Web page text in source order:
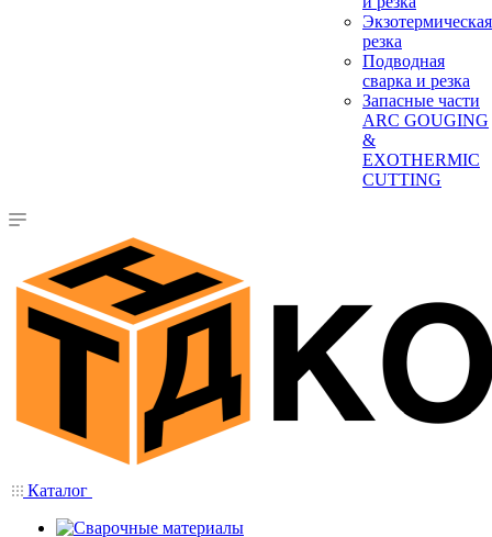
Экзотермическая
резка
Подводная
сварка и резка
Запасные части
ARC GOUGING
&
EXOTHERMIC
CUTTING
Каталог